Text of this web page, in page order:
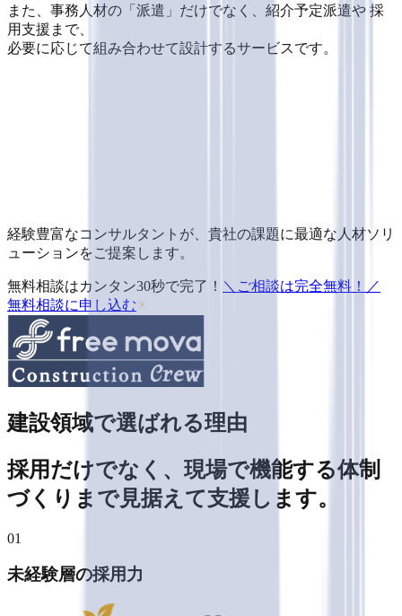
また、事務人材の「派遣」だけでなく、紹介予定派遣や 採
用支援まで、
必要に応じて組み合わせて設計するサービスです。
経験豊富なコンサルタントが、貴社の課題に最適な人材ソリ
ューションをご提案します。
無料相談はカンタン30秒で完了！ ＼ご相談は完全無料！／
無料相談に申し込む
建設領域で選ばれる理由
採用だけでなく、現場で機能する体制
づくりまで見据えて支援します。
01
未経験層の採用力